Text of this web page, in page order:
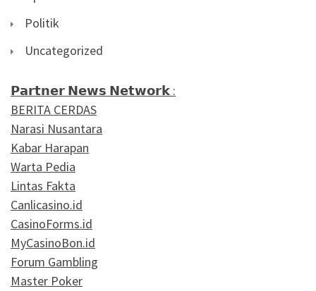
Politik
Uncategorized
𝗣𝗮𝗿𝘁𝗻𝗲𝗿 𝗡𝗲𝘄𝘀 𝗡𝗲𝘁𝘄𝗼𝗿𝗸 :
BERITA CERDAS
Narasi Nusantara
Kabar Harapan
Warta Pedia
Lintas Fakta
Canlicasino.id
CasinoForms.id
MyCasinoBon.id
Forum Gambling
Master Poker